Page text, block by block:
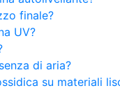
finale?
UV?
di aria?
su materiali